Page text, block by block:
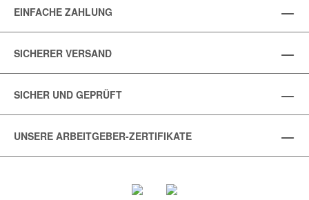
EINFACHE ZAHLUNG
SICHERER VERSAND
SICHER UND GEPRÜFT
UNSERE ARBEITGEBER-ZERTIFIKATE